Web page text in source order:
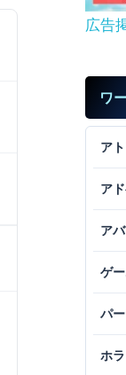
広告
ワ
ア
ア
ア
ゲ
パ
ホ